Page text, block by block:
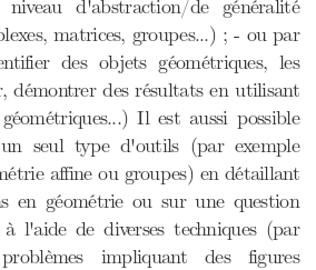
d'abstraction/de généralité
matrices, groupes...) ; - ou par
des objets géométriques, les
démontrer des résultats en utilisant
Il est aussi possible
seul type d'outils (par exemple
affine ou groupes) en détaillant
en géométrie ou sur une question
l'aide de diverses techniques (par
impliquant des figures